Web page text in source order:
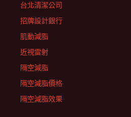
台北清潔公司
招牌設計銀行
肌動減脂
近視雷射
隔空減脂
隔空減脂價格
隔空減脂效果